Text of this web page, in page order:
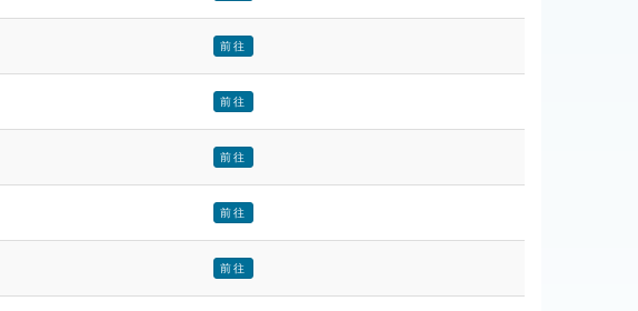
前往
前往
前往
前往
前往